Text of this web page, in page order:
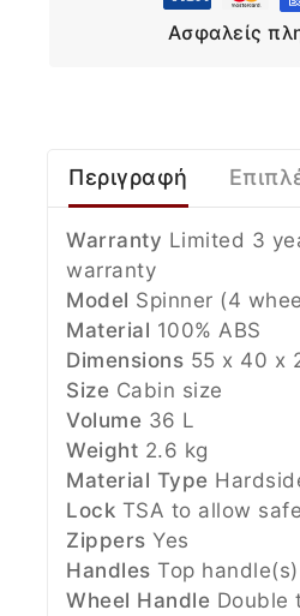
Ασφαλείς
Περιγραφή
Warranty Limited 3
warranty
Model Spinner (4
Material 100% ABS
Dimensions 55 x 40 x
Size Cabin size
Volume 36 L
Weight 2.6 kg
Material Type
Lock TSA to allow
Zippers Yes
Handles Top handle(s)
Wheel Handle Double